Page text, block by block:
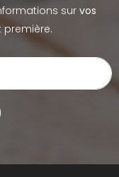
sur vos
première.